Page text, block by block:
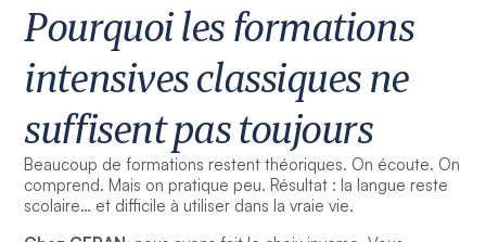
Pourquoi les formations
intensives classiques ne
suffisent pas toujours
Beaucoup de formations restent théoriques. On écoute. On
comprend. Mais on pratique peu. Résultat : la langue reste
scolaire… et difficile à utiliser dans la vraie vie.